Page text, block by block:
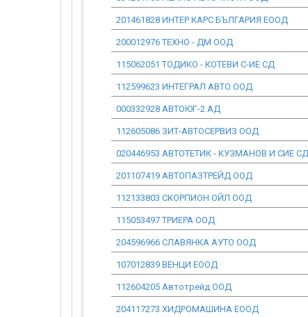
201461828 ИНТЕР КАРС БЪЛГАРИЯ ЕООД
200012976 ТЕХНО - ДМ ООД
115062051 ТОДИКО - КОТЕВИ С-ИЕ СД
112599623 ИНТЕГРАЛ АВТО ООД
000332928 АВТОЮГ-2 АД
112605086 ЗИТ-АВТОСЕРВИЗ ООД
020446953 АВТОТЕТИК - КУЗМАНОВ И СИЕ СД
201107419 АВТОПАЗТРЕЙД ООД
112133803 СКОРПИОН ОЙЛ ООД
115053497 ТРИЕРА ООД
204596966 СЛАВЯНКА АУТО ООД
107012839 ВЕНЦИ ЕООД
112604205 Автотрейд ООД
204117273 ХИДРОМАШИНА ЕООД